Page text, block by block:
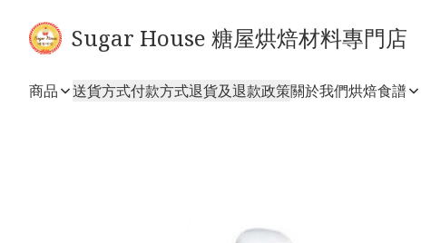
Sugar House 糖屋烘焙材料專門店
商品 送貨方式付款方式退貨及退款政策關於我們烘焙食譜